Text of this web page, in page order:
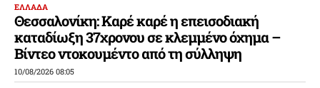
ΕΛΛΑΔΑ
Θεσσαλονίκη: Καρέ καρέ η επεισοδιακή
καταδίωξη 37χρονου σε κλεμμένο όχημα –
Βίντεο ντοκουμέντο από τη σύλληψη
10/08/2026 08:05